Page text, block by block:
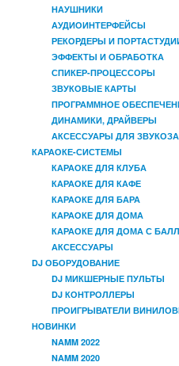
НАУШНИКИ
АУДИОИНТЕРФЕЙСЫ
РЕКОРДЕРЫ И
ЭФФЕКТЫ И ОБРАБОТКА
СПИКЕР-ПРОЦЕССОРЫ
ЗВУКОВЫЕ КАРТЫ
ПРОГРАММНОЕ
ДИНАМИКИ, ДРАЙВЕРЫ
АКСЕССУАРЫ ДЛЯ
КАРАОКЕ-СИСТЕМЫ
КАРАОКЕ ДЛЯ КЛУБА
КАРАОКЕ ДЛЯ КАФЕ
КАРАОКЕ ДЛЯ БАРА
КАРАОКЕ ДЛЯ ДОМА
КАРАОКЕ ДЛЯ ДОМА С
АКСЕССУАРЫ
DJ ОБОРУДОВАНИЕ
DJ МИКШЕРНЫЕ ПУЛЬТЫ
DJ КОНТРОЛЛЕРЫ
ПРОИГРЫВАТЕЛИ
НОВИНКИ
NAMM 2022
NAMM 2020